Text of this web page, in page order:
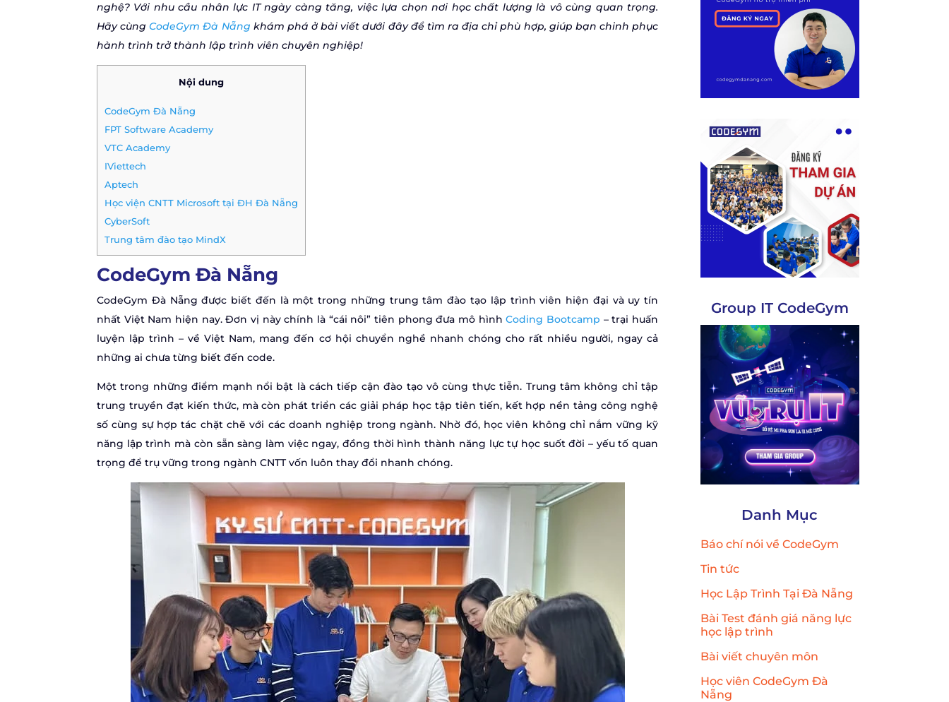
nghệ? Với nhu cầu nhân lực IT ngày càng tăng, việc lựa chọn nơi học chất lượng là vô cùng quan trọng.
Hãy cùngCodeGym Đà Nẵng khám phá ở bài viết dưới đây để tìm ra địa chỉ phù hợp, giúp bạn chinh phục
hành trình trở thành lập trình viên chuyên nghiệp!
Nội dung
CodeGym Đà Nẵng
FPT Software Academy
VTC Academy
IViettech
Aptech
Học viện CNTT Microsoft tại ĐH Đà Nẵng
CyberSoft
Trung tâm đào tạo MindX
CodeGym Đà Nẵng
CodeGym Đà Nẵng được biết đến là một trong những trung tâm đào tạo lập trình viên hiện đại và uy tín
nhất Việt Nam hiện nay. Đơn vị này chính là “cái nôi” tiên phong đưa mô hìnhCoding Bootcamp – trại huấn
luyện lập trình – về Việt Nam, mang đến cơ hội chuyển nghề nhanh chóng cho rất nhiều người, ngay cả
những ai chưa từng biết đến code.
Một trong những điểm mạnh nổi bật là cách tiếp cận đào tạo vô cùng thực tiễn. Trung tâm không chỉ tập
trung truyền đạt kiến thức, mà còn phát triển các giải pháp học tập tiên tiến, kết hợp nền tảng công nghệ
số cùng sự hợp tác chặt chẽ với các doanh nghiệp trong ngành. Nhờ đó, học viên không chỉ nắm vững kỹ
năng lập trình mà còn sẵn sàng làm việc ngay, đồng thời hình thành năng lực tự học suốt đời – yếu tố quan
trọng để trụ vững trong ngành CNTT vốn luôn thay đổi nhanh chóng.
Group IT CodeGym
Danh Mục
Báo chí nói về CodeGym
Tin tức
Học Lập Trình Tại Đà Nẵng
Bài Test đánh giá năng lực
học lập trình
Bài viết chuyên môn
Học viên CodeGym Đà
Nẵng